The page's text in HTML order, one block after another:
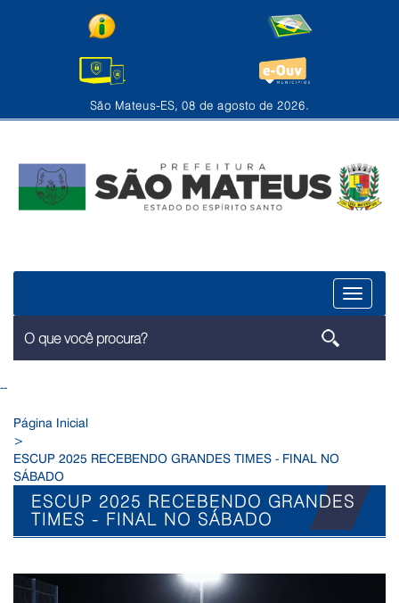
São Mateus-ES, 08 de agosto de 2026.
Menu
--
Página Inicial
>
ESCUP 2025 RECEBENDO GRANDES TIMES - FINAL NO
SÁBADO
ESCUP 2025 RECEBENDO GRANDES
TIMES - FINAL NO SÁBADO